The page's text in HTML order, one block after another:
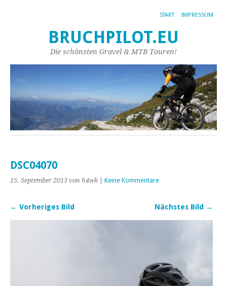
START IMPRESSUM
BRUCHPILOT.EU
Die schönsten Gravel & MTB Touren!
DSC04070
15. September 2013 von h4wk| Keine Kommentare
← Vorheriges Bild Nächstes Bild →